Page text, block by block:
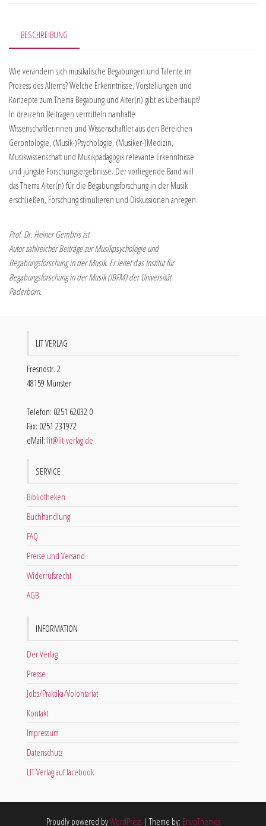
BESCHREIBUNG
Wie verändern sich musikalische Begabungen und Talente im
Prozess des Alterns? Welche Erkenntnisse, Vorstellungen und
Konzepte zum Thema Begabung und Alter(n) gibt es überhaupt?
In dreizehn Beiträgen vermitteln namhafte
Wissenschaftlerinnen und Wissenschaftler aus den Bereichen
Gerontologie, (Musik-)Psychologie, (Musiker-)Medizin,
Musikwissenschaft und Musikpädagogik relevante Erkenntnisse
und jüngste Forschungsergebnisse. Der vorliegende Band will
das Thema Alter(n) für die Begabungsforschung in der Musik
erschließen, Forschung stimulieren und Diskussionen anregen.
Prof. Dr. Heiner Gembris ist
Autor zahlreicher Beiträge zur Musikpsychologie und
Begabungsforschung in der Musik. Er leitet das Institut für
Begabungsforschung in der Musik (IBFM) der Universität
Paderborn.
LIT VERLAG
Fresnostr. 2
48159 Münster
Telefon: 0251 62032 0
Fax: 0251 231972
eMail: lit@lit-verlag.de
SERVICE
Bibliotheken
Buchhandlung
FAQ
Preise und Versand
Widerrufsrecht
AGB
INFORMATION
Der Verlag
Presse
Jobs/Praktika/Volontariat
Kontakt
Impressum
Datenschutz
LIT Verlag auf facebook
Proudly powered byWordPress | Theme by: EnvoThemes